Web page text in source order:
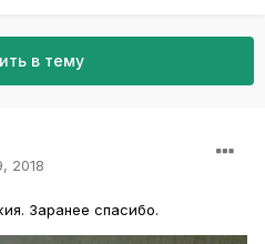
в тему
2018
Заранее спасибо.